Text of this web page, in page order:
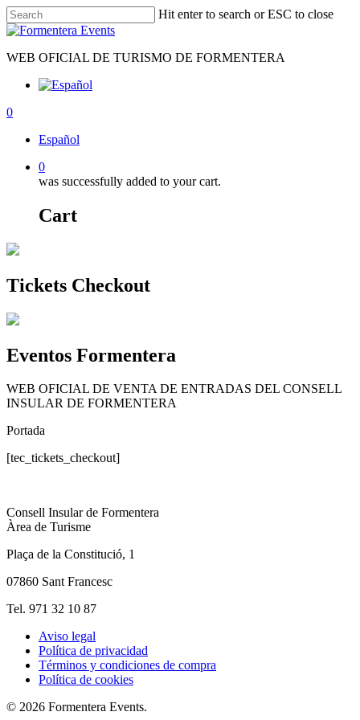
Skip
to
content
Hit enter to search or ESC to close
Close
WEB OFICIAL DE TURISMO DE FORMENTERA
0
Español
0
was successfully added to your cart.
Cart
Tickets Checkout
Eventos Formentera
WEB OFICIAL DE VENTA DE ENTRADAS DEL CONSELL
INSULAR DE FORMENTERA
Portada
[tec_tickets_checkout]
Consell Insular de Formentera
Àrea de Turisme
Plaça de la Constitució, 1
07860 Sant Francesc
Tel. 971 32 10 87
Aviso legal
Política de privacidad
Términos y condiciones de compra
Política de cookies
© 2026 Formentera Events.